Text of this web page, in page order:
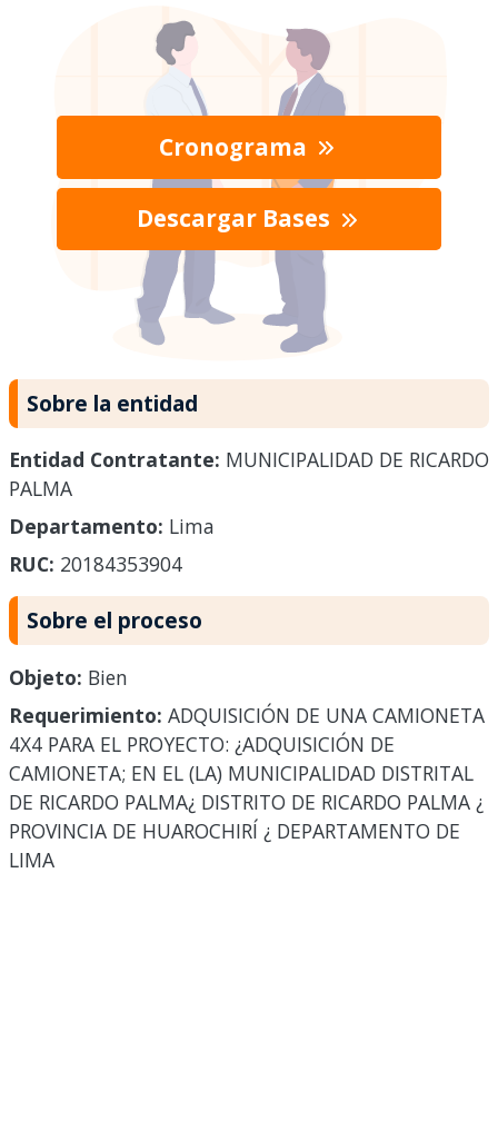
Cronograma
Descargar Bases
Sobre la entidad
Entidad Contratante: MUNICIPALIDAD DE RICARDO
PALMA
Departamento: Lima
RUC: 20184353904
Sobre el proceso
Objeto: Bien
Requerimiento: ADQUISICIÓN DE UNA CAMIONETA
4X4 PARA EL PROYECTO: ¿ADQUISICIÓN DE
CAMIONETA; EN EL (LA) MUNICIPALIDAD DISTRITAL
DE RICARDO PALMA¿ DISTRITO DE RICARDO PALMA ¿
PROVINCIA DE HUAROCHIRÍ ¿ DEPARTAMENTO DE
LIMA